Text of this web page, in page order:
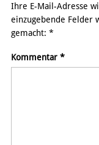
Ihre E-Mail-Adresse
einzugebende Felder
gemacht: *
Kommentar *